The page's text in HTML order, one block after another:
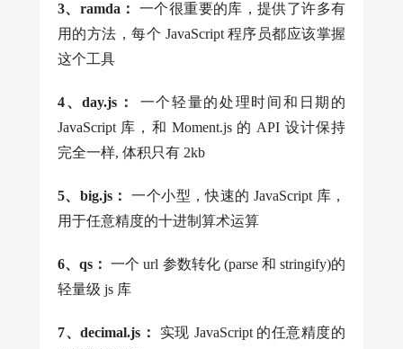
3、ramda：
一个很重要的库，提供了许多有
用的方法，每个 JavaScript 程序员都应该掌握
这个工具
4、day.js：
一个轻量的处理时间和日期的
JavaScript 库，和 Moment.js 的 API 设计保持
完全一样, 体积只有 2kb
5、big.js：
一个小型，快速的 JavaScript 库，
用于任意精度的十进制算术运算
6、qs： 一个 url 参数转化 (parse 和 stringify)的
轻量级 js 库
7、decimal.js：
实现 JavaScript 的任意精度的